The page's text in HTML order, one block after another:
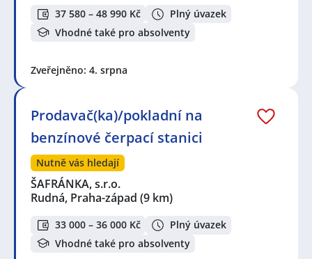
37 580 – 48 990 Kč
Plný úvazek
Vhodné také pro absolventy
Zveřejněno: 4. srpna
Prodavač(ka)/pokladní na
benzínové čerpací stanici
Nutně vás hledají
ŠAFRÁNKA, s.r.o.
Rudná, Praha-západ (9 km)
33 000 – 36 000 Kč
Plný úvazek
Vhodné také pro absolventy